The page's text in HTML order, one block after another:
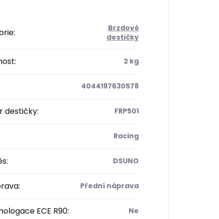
:
Brzdové
destičky
: 2 kg
4044197630578
destičky: FRP501
Racing
: DSUNO
: Přední náprava
ECE R90: Ne